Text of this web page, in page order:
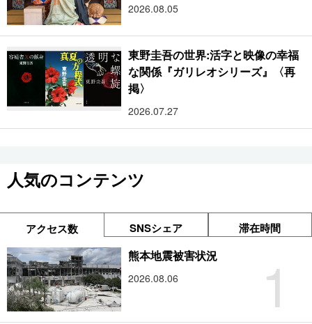
2026.08.05
東野圭吾の世界:活字と映像の幸福
な関係『ガリレオシリーズ』〈再
掲〉
2026.07.27
人気のコンテンツ
アクセス数 SNSシェア 滞在時間
1
熊本地震被害状況
2026.08.06